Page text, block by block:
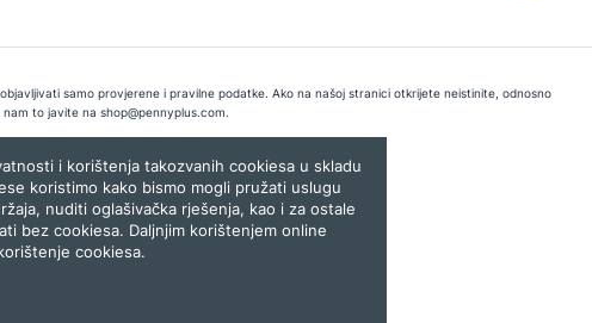
samo provjerene i pravilne podatke. Ako na našoj stranici otkrijete neistinite, odnosno
to javite na shop@pennyplus.com.
.Dizajn i programiranje:Lampa.ba
i korištenja takozvanih cookiesa u skladu
koristimo kako bismo mogli pružati uslugu
nuditi oglašivačka rješenja, kao i za ostale
bez cookiesa. Daljnjim korištenjem online
cookiesa.